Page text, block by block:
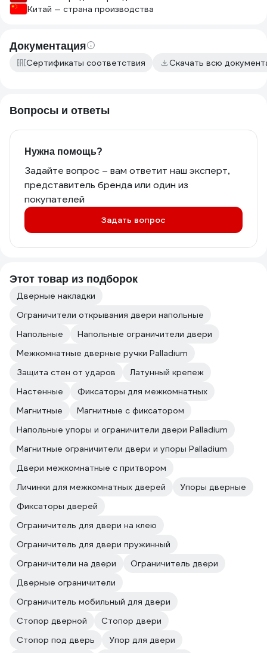
Китай — страна производства
Документация
Сертификаты соответствия Скачать всю
Вопросы и ответы
Нужна помощь?
Задайте вопрос – вам ответит наш эксперт,
представитель бренда или один из
покупателей
Задать вопрос
Этот товар из подборок
Дверные накладки
Ограничители открывания двери напольные
Напольные
Напольные ограничители двери
Межкомнатные дверные ручки Palladium
Защита стен от ударов
Латунный крепеж
Настенные
Фиксаторы для межкомнатных
Магнитные
Магнитные с фиксатором
Напольные упоры и ограничители двери Palladium
Магнитные ограничители двери и упоры Palladium
Двери межкомнатные с притвором
Личинки для межкомнатных дверей
Упоры дверные
Фиксаторы дверей
Ограничитель для двери на клею
Ограничитель для двери пружинный
Ограничители на двери
Ограничитель двери
Дверные ограничители
Ограничитель мобильный для двери
Стопор дверной
Стопор двери
Стопор под дверь
Упор для двери